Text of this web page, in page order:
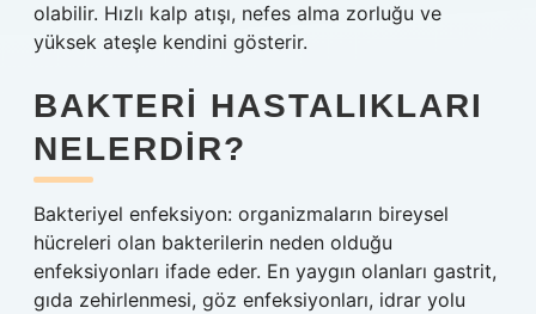
olabilir. Hızlı kalp atışı, nefes alma zorluğu ve
yüksek ateşle kendini gösterir.
BAKTERI HASTALIKLARI
NELERDIR?
Bakteriyel enfeksiyon: organizmaların bireysel
hücreleri olan bakterilerin neden olduğu
enfeksiyonları ifade eder. En yaygın olanları gastrit,
gıda zehirlenmesi, göz enfeksiyonları, idrar yolu